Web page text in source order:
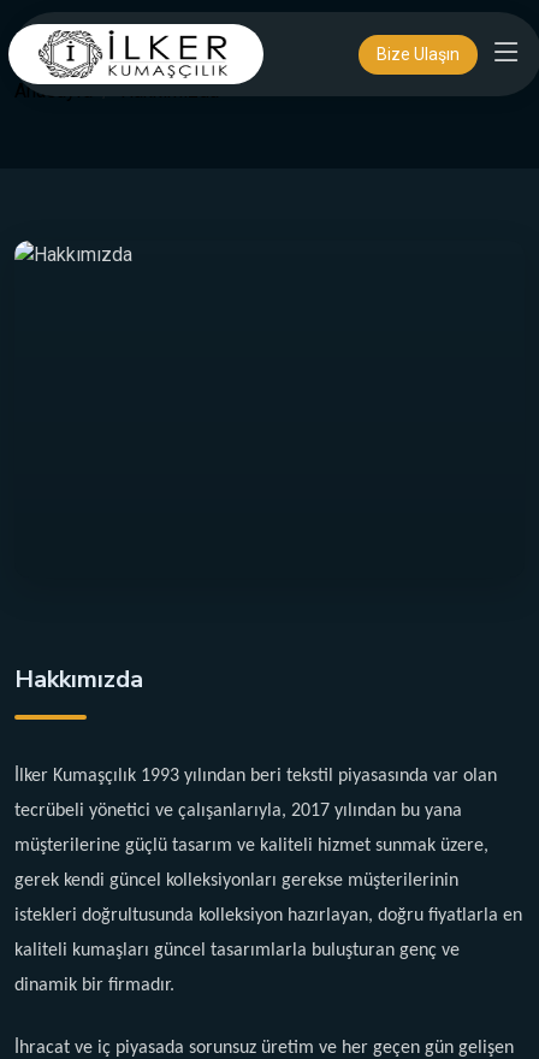
Bize Ulaşın
Hakkımızda
Anasayfa Hakkımızda
Hakkımızda
İlker Kumaşçılık 1993 yılından beri tekstil piyasasında var olan
tecrübeli yönetici ve çalışanlarıyla, 2017 yılından bu yana
müşterilerine güçlü tasarım ve kaliteli hizmet sunmak üzere,
gerek kendi güncel kolleksiyonları gerekse müşterilerinin
istekleri doğrultusunda kolleksiyon hazırlayan, doğru fiyatlarla en
kaliteli kumaşları güncel tasarımlarla buluşturan genç ve
dinamik bir firmadır.
İhracat ve iç piyasada sorunsuz üretim ve her geçen gün gelişen